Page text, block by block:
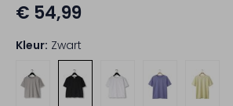
€ 54,99
Kleur: Zwart